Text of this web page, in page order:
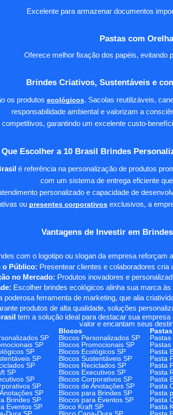
Excelente para armazenar documentos
Pastas com
Oferece melhor fixação dos papéis, evitando
Brindes Criativos, Sustentáveis e
os produtos ecológicos. Sacolas reutilizáveis,
responsabilidade ambiental e valorizam a
garantindo um excelente custo-
Que Escolher a 10 Brasil Brindes
é referência na personalização de produtos
com um sistema de entrega eficiente
personalizado e capacidade de
ou presentes corporativos exclusivos, a
Vantagens de Investir em
com o logotipo ou slogan da empresa
o Público: Presentear clientes e colaboradores
no Mercado: Produtos inovadores e
Escolher brindes ecológicos alinha sua marca
poderosa ferramenta de marketing, que alia
produtos de alta qualidade, soluções
tem a solução ideal para destacar sua
valor e encantam seus
Blocos Pastas
SP Blocos Personalizados SP
SP Blocos Promocionais SP
SP Blocos Ecológicos SP Pasta
SP Blocos Sustentáveis SP Pasta
SP Blocos Reciclados SP Pasta
SP Blocos Executivos SP Pasta
SP Blocos Corporativos SP Pasta
SP Blocos de Anotações SP Pasta
SP Blocos para Brindes SP Pasta
Brindes SP Blocos para Eventos SP Pasta
Eventos SP Bloco Kraft SP Pasta